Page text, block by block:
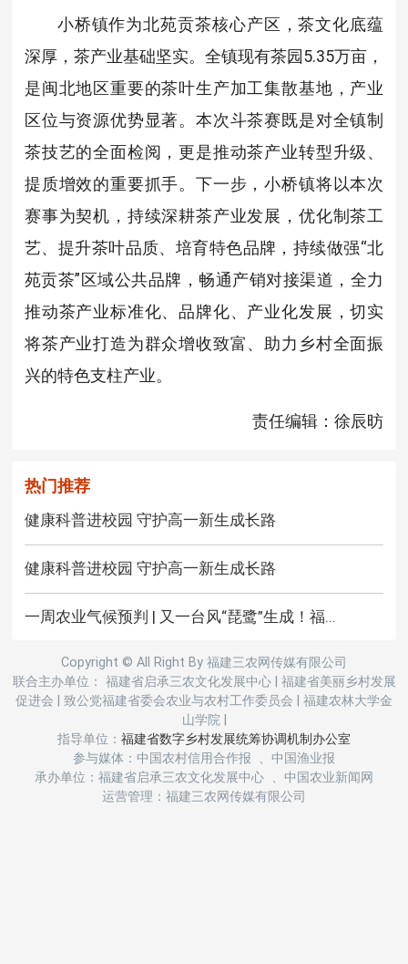
小桥镇作为北苑贡茶核心产区，茶文化底蕴
深厚，茶产业基础坚实。全镇现有茶园5.35万亩，
是闽北地区重要的茶叶生产加工集散基地，产业
区位与资源优势显著。本次斗茶赛既是对全镇制
茶技艺的全面检阅，更是推动茶产业转型升级、
提质增效的重要抓手。下一步，小桥镇将以本次
赛事为契机，持续深耕茶产业发展，优化制茶工
艺、提升茶叶品质、培育特色品牌，持续做强“北
苑贡茶”区域公共品牌，畅通产销对接渠道，全力
推动茶产业标准化、品牌化、产业化发展，切实
将茶产业打造为群众增收致富、助力乡村全面振
兴的特色支柱产业。
责任编辑：徐辰昉
热门推荐
健康科普进校园 守护高一新生成长路
健康科普进校园 守护高一新生成长路
一周农业气候预判 | 又一台风“琵鹭”生成！福...
Copyright © All Right By 福建三农网传媒有限公司
联合主办单位： 福建省启承三农文化发展中心
福建省美丽乡村发展
促进会
致公党福建省委会农业与农村工作委员会
福建农林大学金
山学院
指导单位： 福建省数字乡村发展统筹协调机制办公室
参与媒体：中国农村信用合作报 、中国渔业报
承办单位：福建省启承三农文化发展中心 、中国农业新闻网
运营管理：福建三农网传媒有限公司